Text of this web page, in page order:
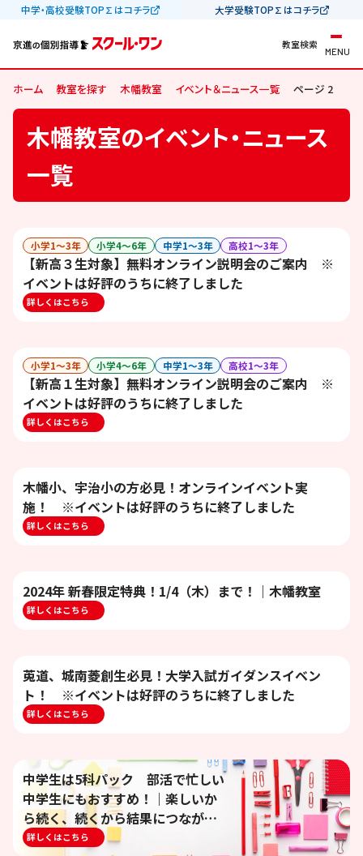
中学・高校受験TOP∑はコチラ 大学受験TOP∑はコチラ
教室検索
MENU
ホーム 教室を探す 木幡教室 イベント＆ニュース一覧 ページ 2
木幡教室のイベント・ニュース
一覧
小学1〜3年 小学4〜6年 中学1〜3年 高校1〜3年
【新高３生対象】無料オンライン説明会のご案内 ※
イベントは好評のうちに終了しました
詳しくはこちら
小学1〜3年 小学4〜6年 中学1〜3年 高校1〜3年
【新高１生対象】無料オンライン説明会のご案内 ※
イベントは好評のうちに終了しました
詳しくはこちら
木幡小、宇治小の方必見！オンラインイベント実
施！ ※イベントは好評のうちに終了しました
詳しくはこちら
2024年 新春限定特典！1/4（木）まで！｜木幡教室
詳しくはこちら
莵道、城南菱創生必見！大学入試ガイダンスイベン
ト！ ※イベントは好評のうちに終了しました
詳しくはこちら
中学生は5科パック 部活で忙しい
中学生にもおすすめ！｜楽しいか
ら続く、続くから結果につなが
る！
詳しくはこちら